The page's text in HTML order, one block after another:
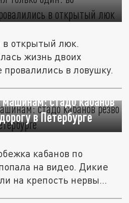
открытый люк.
жизнь двоих
в ловушку.
машинам: стадо кабанов
в Петербурге
кабанов по
на видео. Дикие
на крепость нервы...